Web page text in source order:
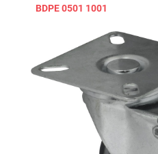
BDPE 0501 1001